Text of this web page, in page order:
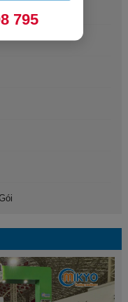
795